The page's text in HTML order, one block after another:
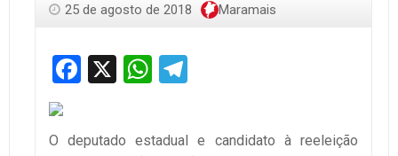
25 de agosto de 2018 Maramais
Facebook
X WhatsApp
O deputado estadual e candidato à reeleição